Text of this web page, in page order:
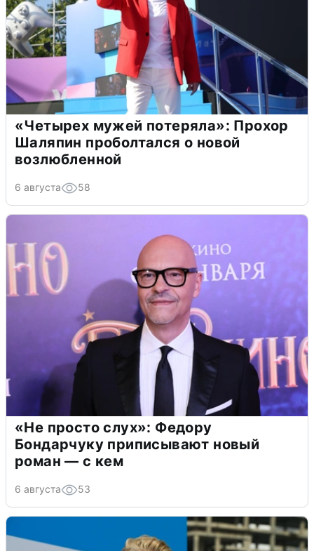
«Четырех мужей потеряла»: Прохор
Шаляпин проболтался о новой
возлюбленной
6 августа 58
«Не просто слух»: Федору
Бондарчуку приписывают новый
роман — с кем
6 августа 53